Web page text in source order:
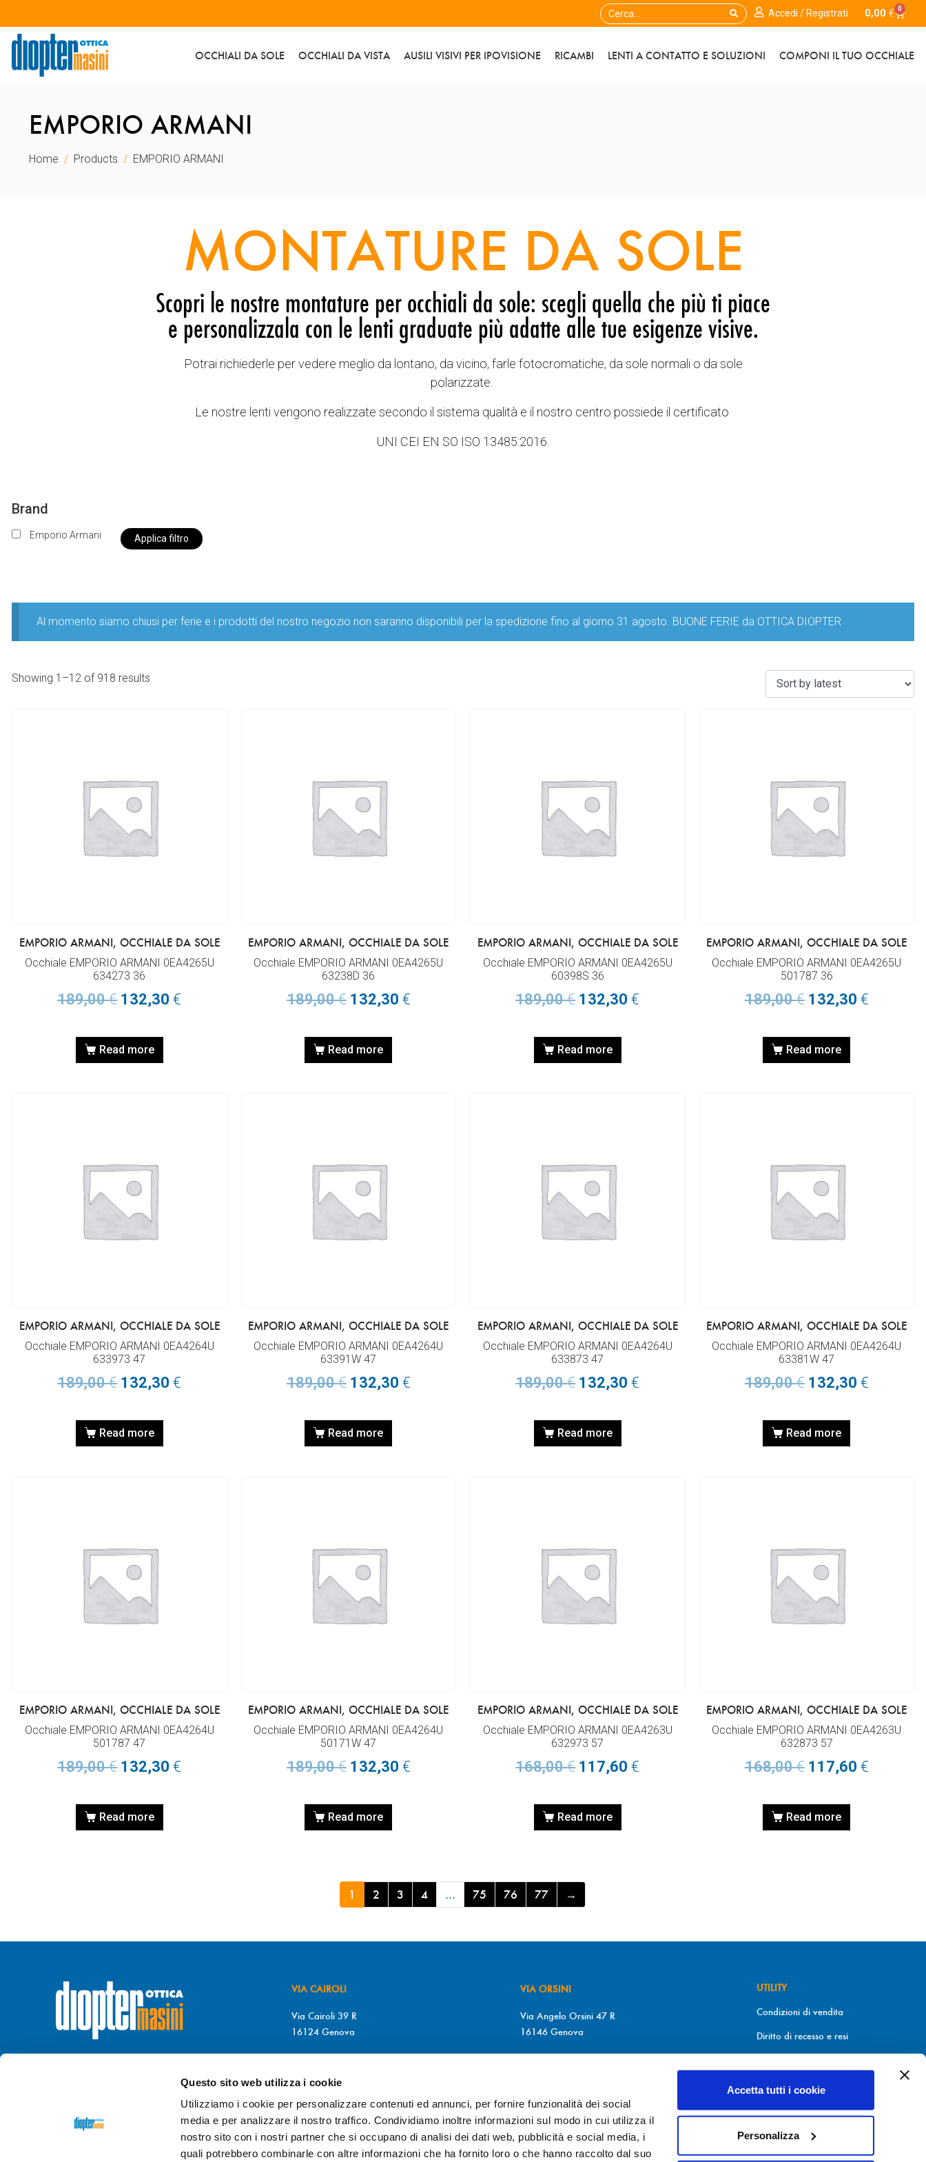
Questo sito web utilizza i cookie
Utilizziamo i cookie per personalizzare contenuti ed annunci, per fornire funzionalità dei social
media e per analizzare il nostro traffico. Condividiamo inoltre informazioni sul modo in cui utilizza il
nostro sito con i nostri partner che si occupano di analisi dei dati web, pubblicità e social media, i
quali potrebbero combinarle con altre informazioni che ha fornito loro o che hanno raccolto dal suo
Accetta tutti i cookie
Personalizza
Accedi / Registrati 0,00 € 0
OCCHIALI DA SOLE OCCHIALI DA VISTA AUSILI VISIVI PER IPOVISIONE RICAMBI LENTI A CONTATTO E SOLUZIONI COMPONI IL TUO OCCHIALE
EMPORIO ARMANI
Home Products EMPORIO ARMANI
MONTATURE DA SOLE
Scopri le nostre montature per occhiali da sole: scegli quella che più ti piace
e personalizzala con le lenti graduate più adatte alle tue esigenze visive.
Potrai richiederle per vedere meglio da lontano, da vicino, farle fotocromatiche, da sole normali o da sole
polarizzate.
Le nostre lenti vengono realizzate secondo il sistema qualità e il nostro centro possiede il certificato
UNI CEI EN SO ISO 13485:2016.
Brand
Emporio Armani Applica filtro
Al momento siamo chiusi per ferie e i prodotti del nostro negozio non saranno disponibili per la spedizione fino al giorno 31 agosto. BUONE FERIE da OTTICA DIOPTER
Showing 1–12 of 918 results
EMPORIO ARMANI, OCCHIALE DA SOLE
Occhiale EMPORIO ARMANI 0EA4265U
634273 36
189,00€ 132,30€
Read more
EMPORIO ARMANI, OCCHIALE DA SOLE
Occhiale EMPORIO ARMANI 0EA4265U
63238D 36
189,00€ 132,30 €
Read more
EMPORIO ARMANI, OCCHIALE DA SOLE
Occhiale EMPORIO ARMANI 0EA4265U
60398S 36
189,00€ 132,30€
Read more
EMPORIO ARMANI, OCCHIALE DA SOLE
Occhiale EMPORIO ARMANI 0EA4265U
501787 36
189,00€ 132,30 €
Read more
EMPORIO ARMANI, OCCHIALE DA SOLE
Occhiale EMPORIO ARMANI 0EA4264U
633973 47
189,00€ 132,30€
Read more
EMPORIO ARMANI, OCCHIALE DA SOLE
Occhiale EMPORIO ARMANI 0EA4264U
63391W 47
189,00€ 132,30 €
Read more
EMPORIO ARMANI, OCCHIALE DA SOLE
Occhiale EMPORIO ARMANI 0EA4264U
633873 47
189,00€ 132,30€
Read more
EMPORIO ARMANI, OCCHIALE DA SOLE
Occhiale EMPORIO ARMANI 0EA4264U
63381W 47
189,00€ 132,30 €
Read more
EMPORIO ARMANI, OCCHIALE DA SOLE
Occhiale EMPORIO ARMANI 0EA4264U
501787 47
189,00€ 132,30€
Read more
EMPORIO ARMANI, OCCHIALE DA SOLE
Occhiale EMPORIO ARMANI 0EA4264U
50171W 47
189,00€ 132,30 €
Read more
EMPORIO ARMANI, OCCHIALE DA SOLE
Occhiale EMPORIO ARMANI 0EA4263U
632973 57
168,00€ 117,60€
Read more
EMPORIO ARMANI, OCCHIALE DA SOLE
Occhiale EMPORIO ARMANI 0EA4263U
632873 57
168,00€ 117,60 €
Read more
1 2 3 4 … 75 76 77 →
VIA CAIROLI
Via Cairoli 39 R
16124 Genova
da MARTEDÌ a SABATO
9.00/12.30 – 15.30/19.30
GIOVEDÌ
9.00/19.30
VIA ORSINI
Via Angelo Orsini 47 R
16146 Genova
Da LUNEDÌ a GIOVEDÌ
9.00/12.30 – 15.30/19.30
VENERDÌ
9.00/19.30
UTILITY
Condizioni di vendita
Diritto di recesso e resi
Informativa sui cookies
Informativa sulla Privacy